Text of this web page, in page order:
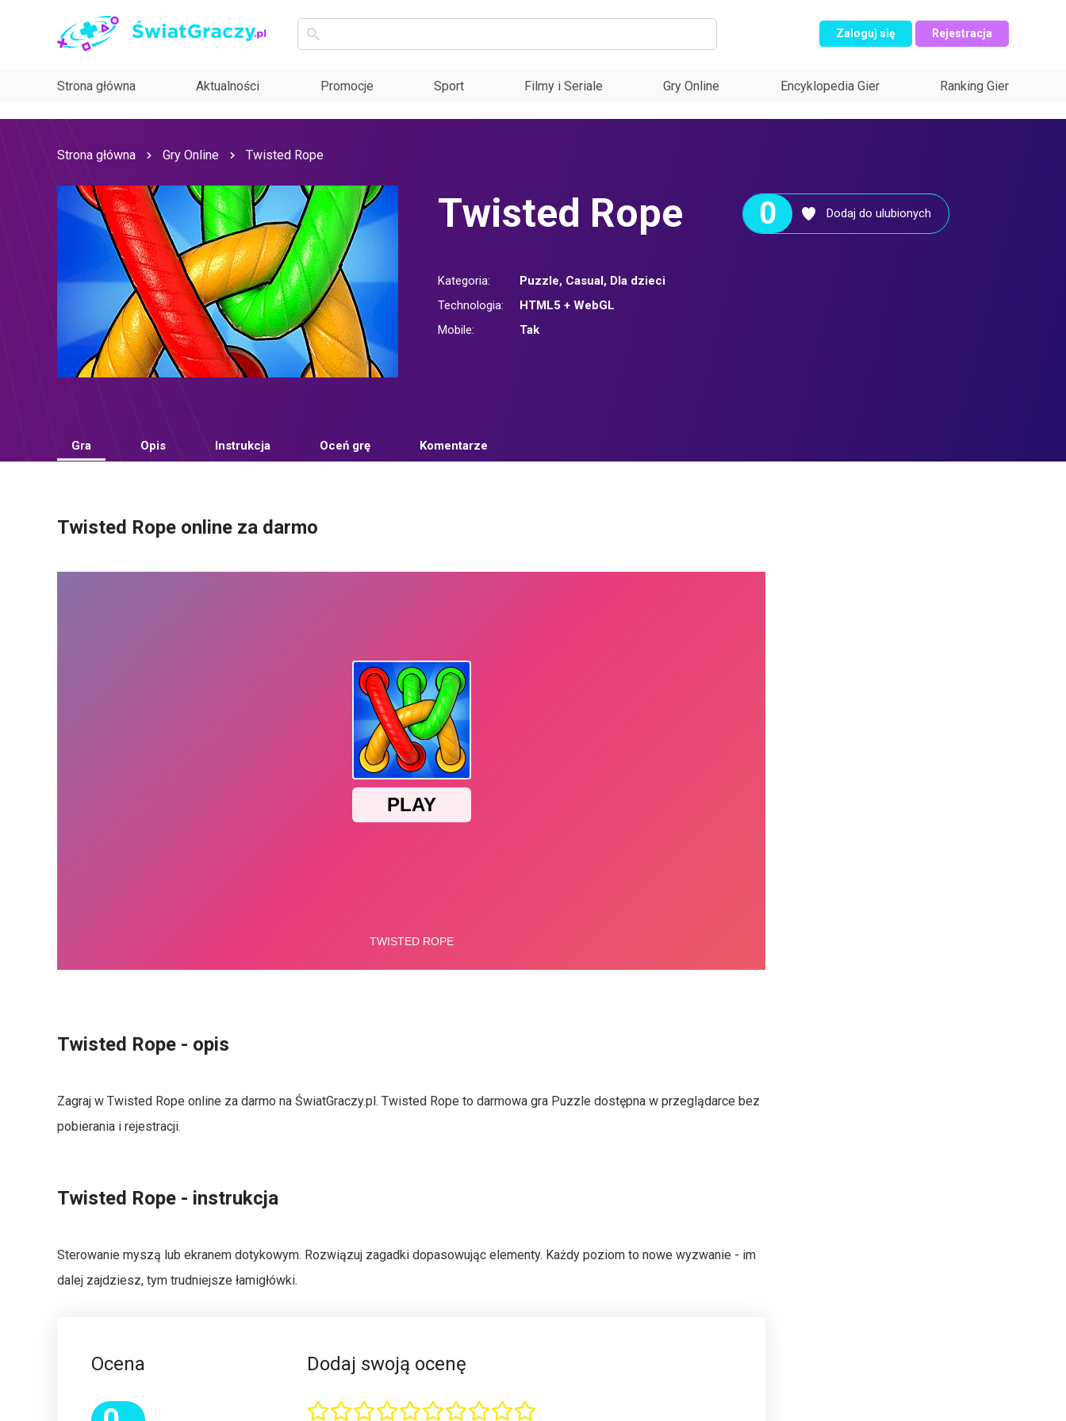
Zaloguj się Rejestracja
Strona główna Aktualności Promocje Sport Filmy i Seriale Gry Online Encyklopedia Gier Ranking Gier
Strona główna Gry Online Twisted Rope
Twisted Rope 0 Dodaj do ulubionych
Kategoria: Puzzle, Casual , Dla dzieci
Technologia:
HTML5 + WebGL
Mobile:
Tak
Gra Opis Instrukcja Oceń grę Komentarze
Twisted Rope online za darmo
Twisted Rope - opis
Zagraj w Twisted Rope online za darmo na ŚwiatGraczy.pl. Twisted Rope to darmowa gra Puzzle dostępna w przeglądarce bez
pobierania i rejestracji.
Twisted Rope - instrukcja
Sterowanie myszą lub ekranem dotykowym. Rozwiązuj zagadki dopasowując elementy. Każdy poziom to nowe wyzwanie - im
dalej zajdziesz, tym trudniejsze łamigłówki.
Ocena Dodaj swoją ocenę